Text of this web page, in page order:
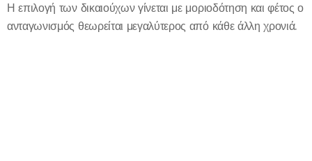
Η επιλογή των δικαιούχων γίνεται με μοριοδότηση και φέτος ο
ανταγωνισμός θεωρείται μεγαλύτερος από κάθε άλλη χρονιά.